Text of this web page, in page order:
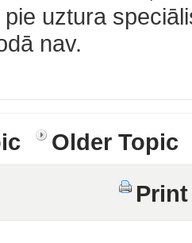
uztura
nav.
Older Topic